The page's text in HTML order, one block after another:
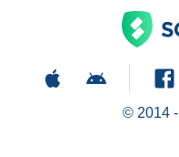
© 2014 -